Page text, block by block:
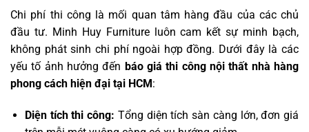
Chi phí thi công là mối quan tâm hàng đầu của các chủ
đầu tư. Minh Huy Furniture luôn cam kết sự minh bạch,
không phát sinh chi phí ngoài hợp đồng. Dưới đây là các
yếu tố ảnh hưởng đến báo giá thi công nội thất nhà hàng
phong cách hiện đại tại HCM:
Diện tích thi công: Tổng diện tích sàn càng lớn, đơn giá